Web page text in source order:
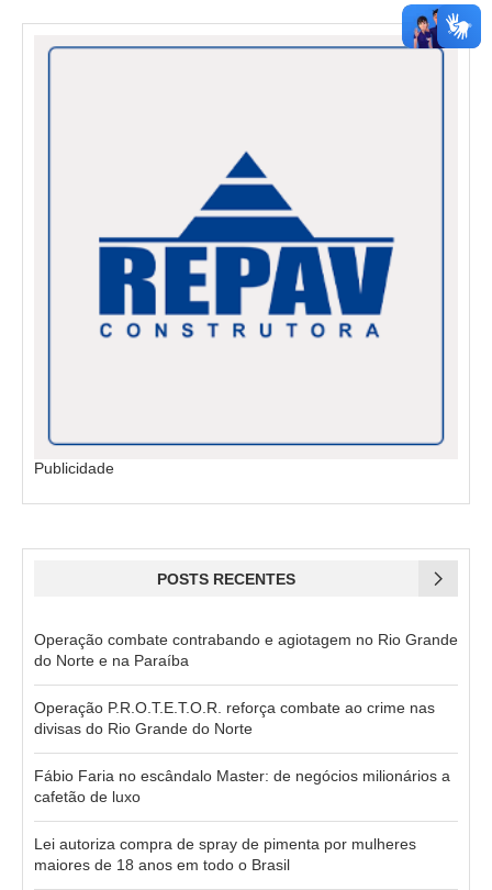
Publicidade
POSTS RECENTES
Operação combate contrabando e agiotagem no Rio Grande
do Norte e na Paraíba
Operação P.R.O.T.E.T.O.R. reforça combate ao crime nas
divisas do Rio Grande do Norte
Fábio Faria no escândalo Master: de negócios milionários a
cafetão de luxo
Lei autoriza compra de spray de pimenta por mulheres
maiores de 18 anos em todo o Brasil